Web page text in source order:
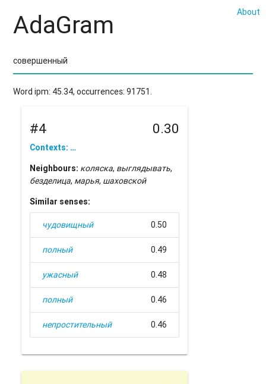
About
AdaGram
Word ipm: 45.34, occurrences: 91751.
#4 0.30
Contexts: …
Neighbours: коляска, выглядывать,
безделица, марья, шаховской
Similar senses:
чудовищный 0.50
полный 0.49
ужасный 0.48
полный 0.46
непростительный 0.46